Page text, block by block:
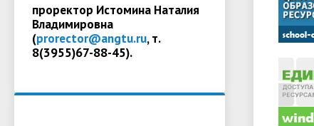
проректор Истомина Наталия
Владимировна
(prorector@angtu.ru, т.
8(3955)67-88-45).